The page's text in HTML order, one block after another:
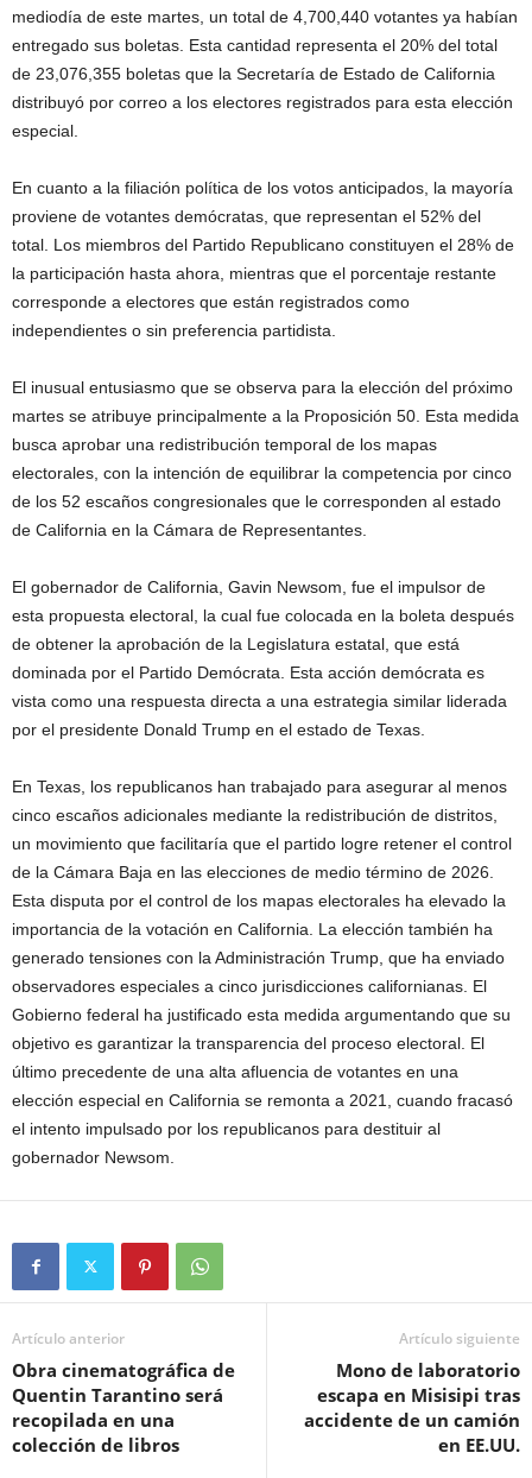
mediodía de este martes, un total de 4,700,440 votantes ya habían
entregado sus boletas. Esta cantidad representa el 20% del total
de 23,076,355 boletas que la Secretaría de Estado de California
distribuyó por correo a los electores registrados para esta elección
especial.
En cuanto a la filiación política de los votos anticipados, la mayoría
proviene de votantes demócratas, que representan el 52% del
total. Los miembros del Partido Republicano constituyen el 28% de
la participación hasta ahora, mientras que el porcentaje restante
corresponde a electores que están registrados como
independientes o sin preferencia partidista.
El inusual entusiasmo que se observa para la elección del próximo
martes se atribuye principalmente a la Proposición 50. Esta medida
busca aprobar una redistribución temporal de los mapas
electorales, con la intención de equilibrar la competencia por cinco
de los 52 escaños congresionales que le corresponden al estado
de California en la Cámara de Representantes.
El gobernador de California, Gavin Newsom, fue el impulsor de
esta propuesta electoral, la cual fue colocada en la boleta después
de obtener la aprobación de la Legislatura estatal, que está
dominada por el Partido Demócrata. Esta acción demócrata es
vista como una respuesta directa a una estrategia similar liderada
por el presidente Donald Trump en el estado de Texas.
En Texas, los republicanos han trabajado para asegurar al menos
cinco escaños adicionales mediante la redistribución de distritos,
un movimiento que facilitaría que el partido logre retener el control
de la Cámara Baja en las elecciones de medio término de 2026.
Esta disputa por el control de los mapas electorales ha elevado la
importancia de la votación en California. La elección también ha
generado tensiones con la Administración Trump, que ha enviado
observadores especiales a cinco jurisdicciones californianas. El
Gobierno federal ha justificado esta medida argumentando que su
objetivo es garantizar la transparencia del proceso electoral. El
último precedente de una alta afluencia de votantes en una
elección especial en California se remonta a 2021, cuando fracasó
el intento impulsado por los republicanos para destituir al
gobernador Newsom.
Artículo anterior
Obra cinematográfica de
Quentin Tarantino será
recopilada en una
colección de libros
Artículo siguiente
Mono de laboratorio
escapa en Misisipi tras
accidente de un camión
en EE.UU.